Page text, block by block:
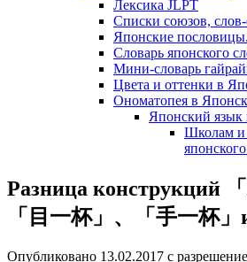
Лексика JLPT
Списки союзов, слов-
Японские
Словарь японского
Мини-словарь
Цвета и оттенки в
Ономатопея в
Японский язык
Школам и
Разница конструкций 「
「目一杯」、「手一杯」
Опубликовано 13.02.2017 с